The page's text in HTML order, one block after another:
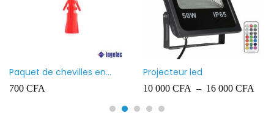
Paquet de chevilles en
plastique Ingelec – 8
700 CFA
Projecteur led
10 000 CFA – 16 000 CFA